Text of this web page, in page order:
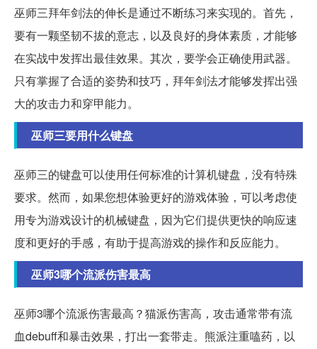
巫师三拜年剑法的伸长是通过不断练习来实现的。首先，
要有一颗坚韧不拔的意志，以及良好的身体素质，才能够
在实战中发挥出最佳效果。其次，要学会正确使用武器。
只有掌握了合适的姿势和技巧，拜年剑法才能够发挥出强
大的攻击力和穿甲能力。
巫师三要用什么键盘
巫师三的键盘可以使用任何标准的计算机键盘，没有特殊
要求。然而，如果您想体验更好的游戏体验，可以考虑使
用专为游戏设计的机械键盘，因为它们提供更快的响应速
度和更好的手感，有助于提高游戏的操作和反应能力。
巫师3哪个流派伤害最高
巫师3哪个流派伤害最高？猫派伤害高，攻击通常带有流
血debuff和暴击效果，打出一套带走。熊派注重嗑药，以